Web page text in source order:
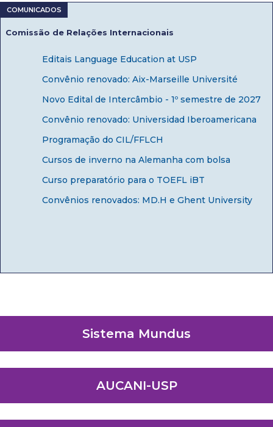
Comissão de Relações Internacionais
Editais Language Education at USP
Convênio renovado: Aix-Marseille Université
Novo Edital de Intercâmbio - 1º semestre de 2027
Convênio renovado: Universidad Iberoamericana
Programação do CIL/FFLCH
Cursos de inverno na Alemanha com bolsa
Curso preparatório para o TOEFL iBT
Convênios renovados: MD.H e Ghent University
Sistema Mundus
AUCANI-USP